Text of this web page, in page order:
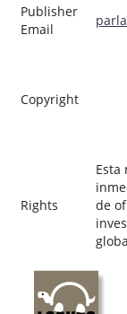
Publisher
Email
Copyright
Rights
Esta
de